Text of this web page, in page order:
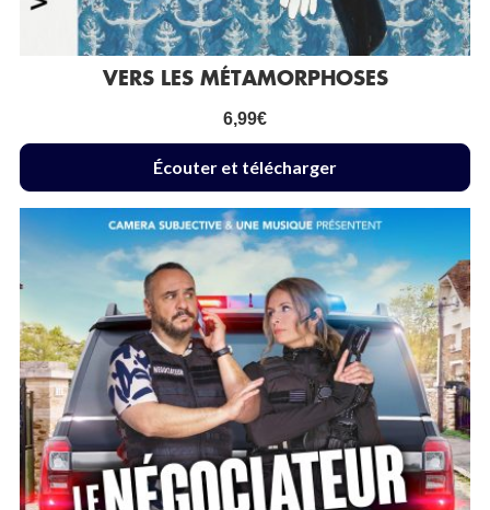
VERS LES MÉTAMORPHOSES
6,99€
Écouter et télécharger